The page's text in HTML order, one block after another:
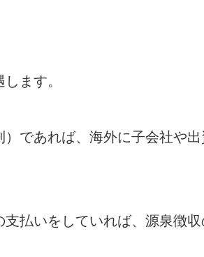
ます。
であれば、海外に子会社や出
払いをしていれば、源泉徴収